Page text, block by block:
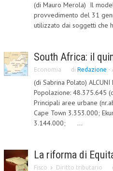
ALTA FORMAZIONE
CORSI CE.S.E.D.
DIVENTA SOCIO
BROCHURE CE.S.E.D.
LA RIVISTA
LA RIVISTA
COMITATO EDITORIALE
(di Mauro Merola) Il
provvedimento del 31
utilizzato dai soggetti che
South Africa: il
Economia di Redazione -
(di Sabrina Polato) ALCUNI
Popolazione: 48.375.645
Principali aree urbane
Cape Town 3.353.000;
3.144.000; ...
La riforma di
Fisco Diritto tributario